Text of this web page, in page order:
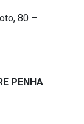
80 –
PENHA